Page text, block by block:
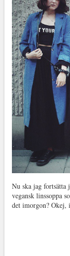
Nu ska jag fortsätta
vegansk linssoppa
det imorgon? Okej,